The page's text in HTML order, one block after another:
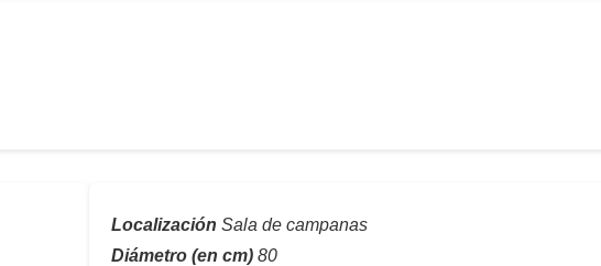
Localización Sala de campanas
Diámetro (en cm) 80